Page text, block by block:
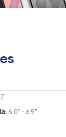
6.0" - 6.9"